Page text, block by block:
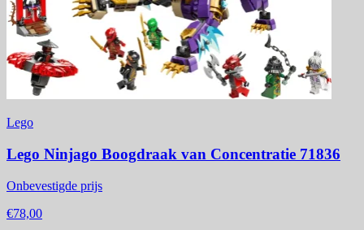
Lego
Lego Ninjago Boogdraak van Concentratie 71836
Onbevestigde prijs
€78,00